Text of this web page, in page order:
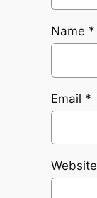
Name *
Email *
Website